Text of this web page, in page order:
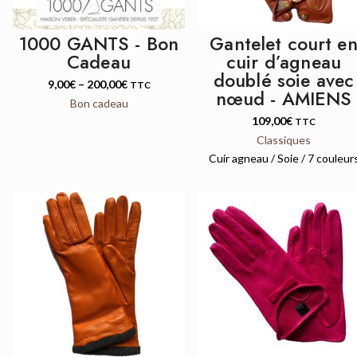
1000 GANTS - Bon
Cadeau
9,00€– 200,00€ TTC
Bon cadeau
Gantelet court en
cuir d’agneau
doublé soie avec
nœud - AMIENS
109,00€ TTC
Classiques
Cuir agneau / Soie / 7
QUICK VIEW QUICK VIEW